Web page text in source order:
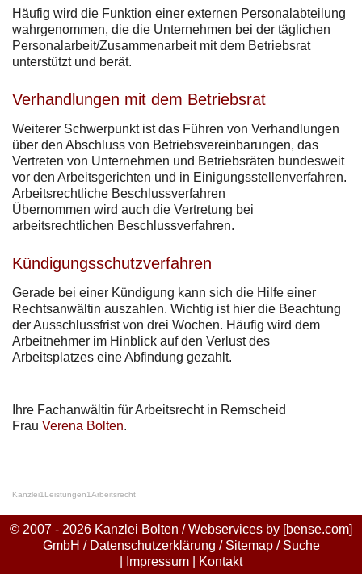
Häufig wird die Funktion einer externen Personalabteilung
wahrgenommen, die die Unternehmen bei der täglichen
Personalarbeit/Zusammenarbeit mit dem Betriebsrat
unterstützt und berät.
Verhandlungen mit dem Betriebsrat
Weiterer Schwerpunkt ist das Führen von Verhandlungen
über den Abschluss von Betriebsvereinbarungen, das
Vertreten von Unternehmen und Betriebsräten bundesweit
vor den Arbeitsgerichten und in Einigungsstellenverfahren.
Arbeitsrechtliche Beschlussverfahren
Übernommen wird auch die Vertretung bei
arbeitsrechtlichen Beschlussverfahren.
Kündigungsschutzverfahren
Gerade bei einer Kündigung kann sich die Hilfe einer
Rechtsanwältin auszahlen. Wichtig ist hier die Beachtung
der Ausschlussfrist von drei Wochen. Häufig wird dem
Arbeitnehmer im Hinblick auf den Verlust des
Arbeitsplatzes eine Abfindung gezahlt.
Ihre Fachanwältin für Arbeitsrecht in Remscheid
Frau Verena Bolten.
Kanzlei1 Leistungen1Arbeitsrecht
© 2007 - 2026 Kanzlei Bolten / Webservices by [bense.com]
GmbH / Datenschutzerklärung / Sitemap/ Suche
Impressum Kontakt